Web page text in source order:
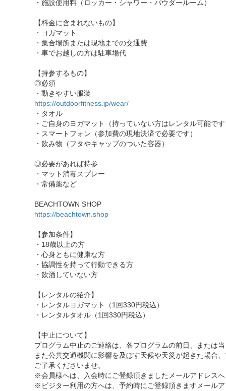
・施設使用料（ロッカー・シャワー・パウダールーム）
【料金に含まれないもの】
・ヨガマット
・集合場所または現地までの交通費
・車でお越しの方は駐車場代
【持参するもの】
◎必須
・動きやすい服装
https://outdoorfitness.jp/wear/
・タオル
・ご自身のヨガマット（持っていない方はレンタル可能で
・スマートフォン（参加費の現地決済で必要です）
・飲み物（フタやキャップのついた容器）
◎必要があれば持参
・マット消毒スプレー
・常備薬など
BEACHTOWN SHOP
https://beachtown.shop
【参加条件】
・18歳以上の方
・心身ともに健康な方
・協調性を持って行動できる方
・飲酒していない方
【レンタルの紹介】
・レンタルヨガマット（1回330円税込）
・レンタルタオル（1回330円税込）
【中止について】
プログラム中止のご連絡は、各プログラムの前日、または
また公共交通機関に影響を及ぼす天候や天災が起きた場合
ご了承くださいませ。
※会員様へは、入会時にご登録頂きましたメールアドレス
※ビジター利用の方へは、予約時にご登録頂きますメール